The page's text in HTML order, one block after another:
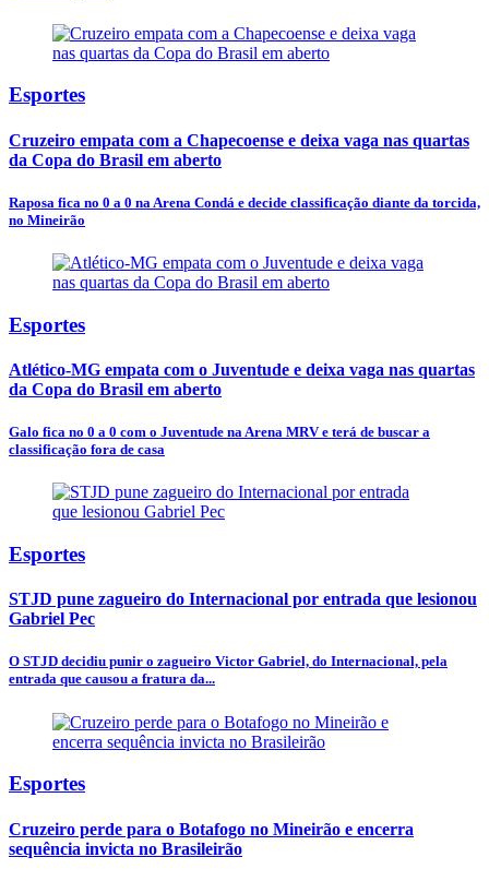
Esportes
Cruzeiro empata com a Chapecoense e deixa vaga nas quartas
da Copa do Brasil em aberto
Raposa fica no 0 a 0 na Arena Condá e decide classificação diante da torcida,
no Mineirão
Esportes
Atlético-MG empata com o Juventude e deixa vaga nas quartas
da Copa do Brasil em aberto
Galo fica no 0 a 0 com o Juventude na Arena MRV e terá de buscar a
classificação fora de casa
Esportes
STJD pune zagueiro do Internacional por entrada que lesionou
Gabriel Pec
O STJD decidiu punir o zagueiro Victor Gabriel, do Internacional, pela
entrada que causou a fratura da...
Esportes
Cruzeiro perde para o Botafogo no Mineirão e encerra
sequência invicta no Brasileirão